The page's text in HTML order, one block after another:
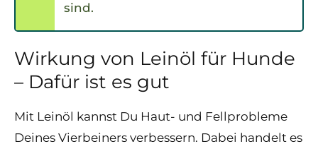
sind.
Wirkung von Leinöl für Hunde
– Dafür ist es gut
Mit Leinöl kannst Du Haut- und Fellprobleme
Deines Vierbeiners verbessern. Dabei handelt es